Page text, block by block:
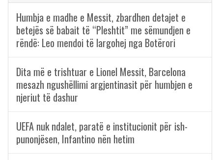
Humbja e madhe e Messit, zbardhen detajet e
betejës së babait të “Pleshtit” me sëmundjen e
rëndë: Leo mendoi të largohej nga Botërori
Dita më e trishtuar e Lionel Messit, Barcelona
mesazh ngushëllimi argjentinasit për humbjen e
njeriut të dashur
UEFA nuk ndalet, paratë e institucionit për ish-
punonjësen, Infantino nën hetim